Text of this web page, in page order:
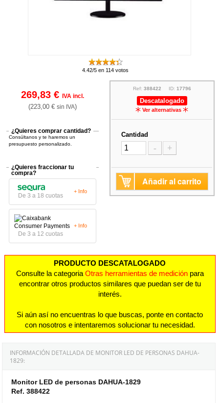
4.42/5 en 114 votos
269,83 €IVA incl.
(223,00 €sin IVA)
¿Quieres comprar cantidad?
Consúltanos y te haremos un
presupuesto personalizado.
¿Quieres fraccionar tu
compra?
De 3 a 18 cuotas
+ Info
De 3 a 12 cuotas
+ Info
Ref: 388422 ID: 17796
Descatalogado
Ver alternativas
Cantidad
- +
Añadir al carrito
PRODUCTO DESCATALOGADO
Consulte la categoria Otras herramientas de mediciónpara
encontrar otros productos similares que puedan ser de tu
interés.
Si aún así no encuentras lo que buscas, ponte en contacto
con nosotros e intentaremos solucionar tu necesidad.
INFORMACIÓN DETALLADA DE MONITOR LED DE PERSONAS DAHUA-
1829:
Monitor LED de personas DAHUA-1829
Ref. 388422